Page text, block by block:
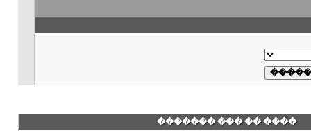
���� �� ��� �������